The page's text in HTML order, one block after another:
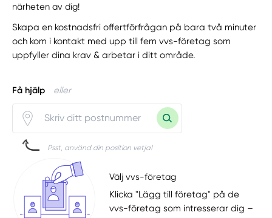
närheten av dig!
Skapa en kostnadsfri offertförfrågan på bara två minuter
och kom i kontakt med upp till fem vvs-företag som
uppfyller dina krav & arbetar i ditt område.
Få hjälp eller
Psst, använd din position vetja!
Välj vvs-företag
Klicka "Lägg till företag" på de
vvs-företag som intresserar dig –